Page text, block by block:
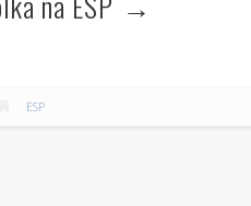
ESP